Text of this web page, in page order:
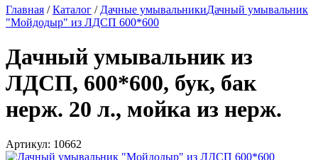
Главная /Каталог / Дачные умывальникиДачный умывальник
"Мойдодыр" из ЛДСП 600*600
Дачный умывальник из
ЛДСП, 600*600, бук, бак
нерж. 20 л., мойка из нерж.
Артикул: 10662